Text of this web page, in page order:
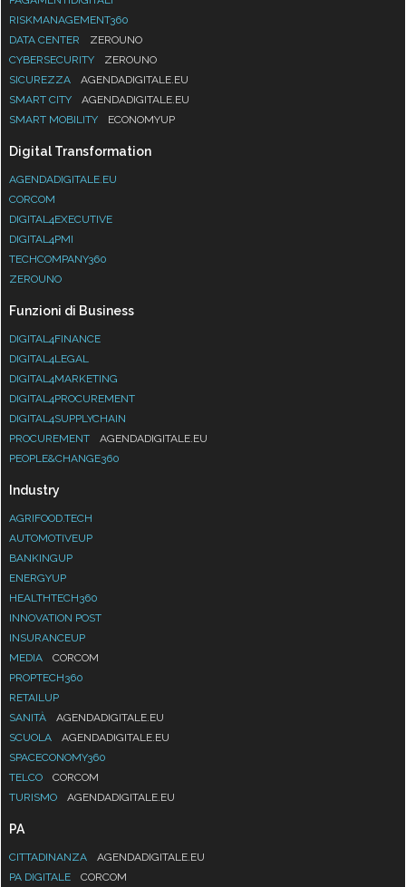
RISKMANAGEMENT360
DATA CENTER
ZEROUNO
CYBERSECURITY
ZEROUNO
SICUREZZA
AGENDADIGITALE.EU
SMART CITY
AGENDADIGITALE.EU
SMART MOBILITY
ECONOMYUP
Digital Transformation
AGENDADIGITALE.EU
CORCOM
DIGITAL4EXECUTIVE
DIGITAL4PMI
TECHCOMPANY360
ZEROUNO
Funzioni di Business
DIGITAL4FINANCE
DIGITAL4LEGAL
DIGITAL4MARKETING
DIGITAL4PROCUREMENT
DIGITAL4SUPPLYCHAIN
PROCUREMENT
AGENDADIGITALE.EU
PEOPLE&CHANGE360
Industry
AGRIFOOD.TECH
AUTOMOTIVEUP
BANKINGUP
ENERGYUP
HEALTHTECH360
INNOVATION POST
INSURANCEUP
MEDIA
CORCOM
PROPTECH360
RETAILUP
SANITÀ
AGENDADIGITALE.EU
SCUOLA
AGENDADIGITALE.EU
SPACECONOMY360
TELCO
CORCOM
TURISMO
AGENDADIGITALE.EU
PA
CITTADINANZA
AGENDADIGITALE.EU
PA DIGITALE
CORCOM